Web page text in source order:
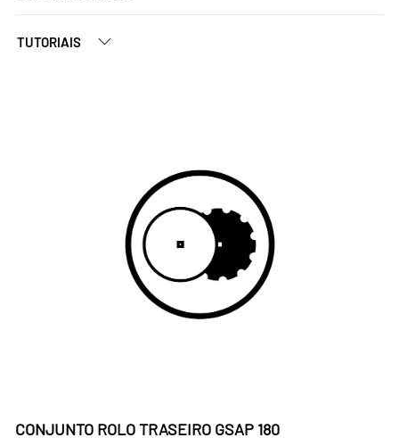
TUTORIAIS
CONJUNTO ROLO TRASEIRO GSAP 180